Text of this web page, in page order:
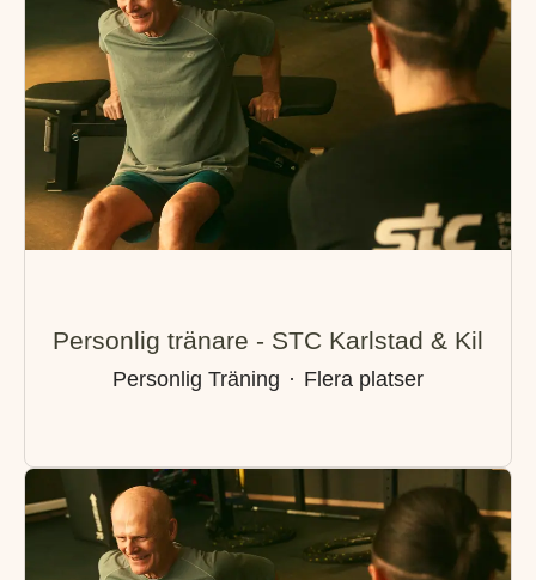
Personlig tränare - STC Karlstad & Kil
Personlig Träning · Flera platser